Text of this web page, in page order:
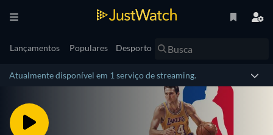
Lançamentos Populares Desporto
Atualmente disponível em 1 serviço de streaming.